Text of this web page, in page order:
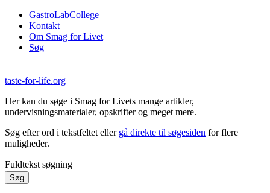
Gå til hovedindhold
GastroLabCollege
Kontakt
Om Smag for Livet
Søg
taste-for-life.org
Her kan du søge i Smag for Livets mange artikler,
undervisningsmaterialer, opskrifter og meget mere.
Søg efter ord i tekstfeltet eller gå direkte til søgesiden for flere
muligheder.
Fuldtekst søgning